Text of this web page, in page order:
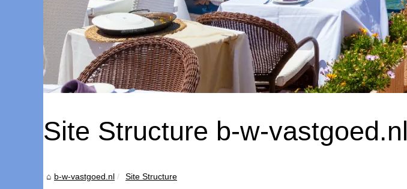
Site Structure b-w-vastgoed.nl
b-w-vastgoed.nl Site Structure